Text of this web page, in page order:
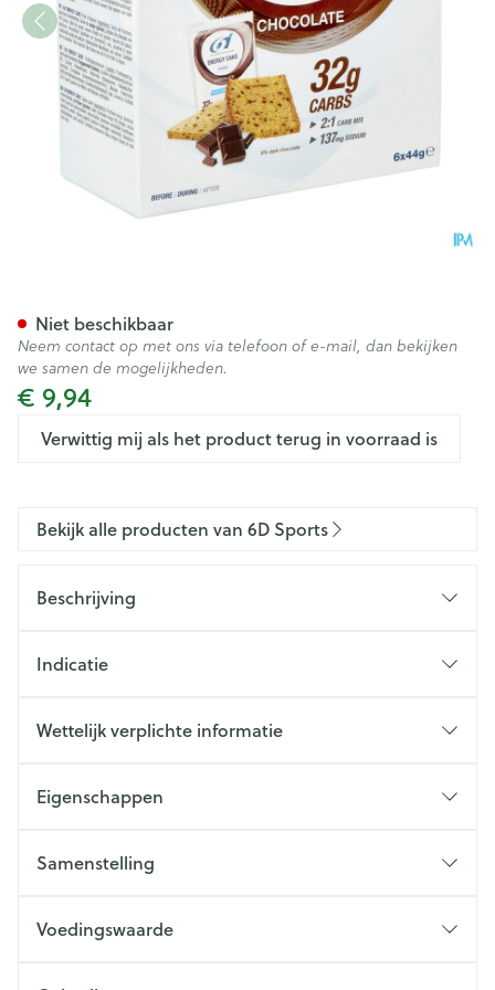
€ 9,94
Verwittig mij als het product terug in voorraad is
Niet beschikbaar
Neem contact op met ons via telefoon of e-mail, dan bekijken
we samen de mogelijkheden.
Bekijk alle producten van 6D Sports
Beschrijving
Indicatie
Wettelijk verplichte informatie
Eigenschappen
Samenstelling
Voedingswaarde